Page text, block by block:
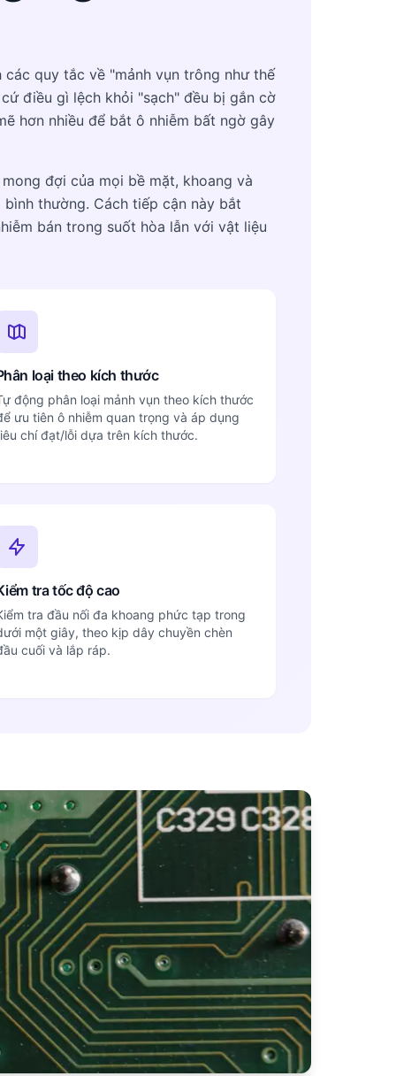
quy tắc về "mảnh vụn trông như thế
điều gì lệch khỏi "sạch" đều bị gắn cờ
hơn nhiều để bắt ô nhiễm bất ngờ gây
đợi của mọi bề mặt, khoang và
thường. Cách tiếp cận này bắt
bán trong suốt hòa lẫn với vật liệu
loại theo kích thước
động phân loại mảnh vụn theo kích thước
ưu tiên ô nhiễm quan trọng và áp dụng
chí đạt/lỗi dựa trên kích thước.
tra tốc độ cao
tra đầu nối đa khoang phức tạp trong
một giây, theo kịp dây chuyền chèn
cuối và lắp ráp.